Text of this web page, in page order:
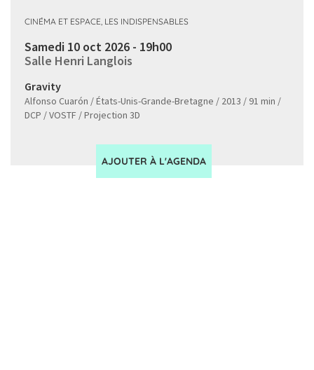
CINÉMA ET ESPACE, LES INDISPENSABLES
Samedi 10 oct 2026 - 19h00
Salle Henri Langlois
Gravity
Alfonso Cuarón / États-Unis-Grande-Bretagne / 2013 / 91 min /
DCP / VOSTF / Projection 3D
AJOUTER À L'AGENDA